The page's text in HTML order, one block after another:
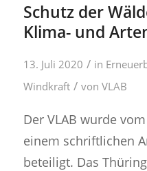
Schutz der
Klima- und
13. Juli 2020 / in
Windkraft / von VLAB
Der VLAB wurde
einem schriftlichen
beteiligt. Das